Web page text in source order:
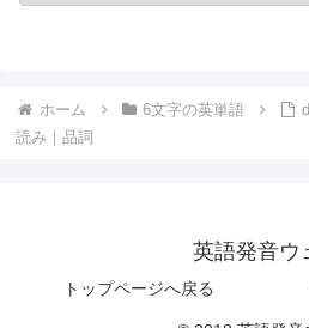
ホーム 6文字の英単語
読み｜品詞
英語発音ウ
トップページへ戻る